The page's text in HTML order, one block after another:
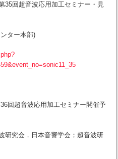
超音波応用加工セミナー・見
ター本部)
超音波応用加工セミナー開催予
会，日本音響学会；超音波研